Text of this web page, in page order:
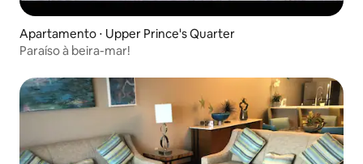
Apartamento ⋅ Upper Prince's Quarter
Paraíso à beira-mar!